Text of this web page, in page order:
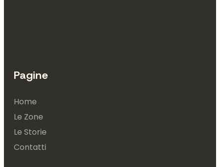
Pagine
Home
Le Zone
Le Storie
Contatti